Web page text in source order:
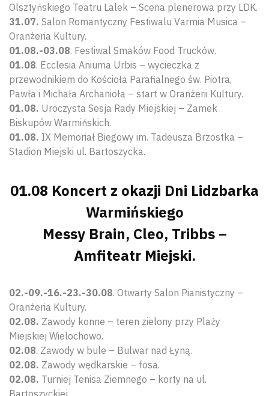
Olsztyńskiego Teatru Lalek – Scena plenerowa przy LDK.
31.07. Salon Romantyczny Festiwalu Varmia Musica –
Oranżeria Kultury.
01.08.-03.08. Festiwal Smaków Food Trucków.
01.08. Ecclesia Aniuma Urbis – wycieczka z
przewodnikiem do Kościoła Parafialnego św. Piotra,
Pawła i Michała Archanioła – start w Oranżerii Kultury.
01.08. Uroczysta Sesja Rady Miejskiej – Zamek
Biskupów Warmińskich.
01.08. IX Memoriał Biegowy im. Tadeusza Brzostka –
Stadion Miejski ul. Bartoszycka.
01.08 Koncert z okazji Dni Lidzbarka
Warmińskiego
Messy Brain, Cleo, Tribbs –
Amfiteatr Miejski.
02.-09.-16.-23.-30.08. Otwarty Salon Pianistyczny –
Oranżeria Kultury.
02.08. Zawody konne – teren zielony przy Plaży
Miejskiej Wielochowo.
02.08. Zawody w bule – Bulwar nad Łyną.
02.08. Zawody wędkarskie – fosa.
02.08. Turniej Tenisa Ziemnego – korty na ul.
Bartoszyckiej.